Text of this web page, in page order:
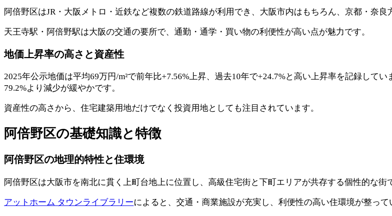
阿倍野区はJR・大阪メトロ・近鉄など複数の鉄道路線が利用でき、大阪市内はもちろん、京都・奈良
天王寺駅・阿倍野駅は大阪の交通の要所で、通勤・通学・買い物の利便性が高い点が魅力です。
地価上昇率の高さと資産性
2025年公示地価は平均69万円/m²で前年比+7.56%上昇、過去10年で+24.7%と高い上昇率を記録して
79.2%より減少が緩やかです。
資産性の高さから、住宅建築用地だけでなく投資用地としても注目されています。
阿倍野区の基礎知識と特徴
阿倍野区の地理的特性と住環境
阿倍野区は大阪市を南北に貫く上町台地上に位置し、高級住宅街と下町エリアが共存する個性的な街
アットホーム タウンライブラリーによると、交通・商業施設が充実し、利便性の高い住環境が整って